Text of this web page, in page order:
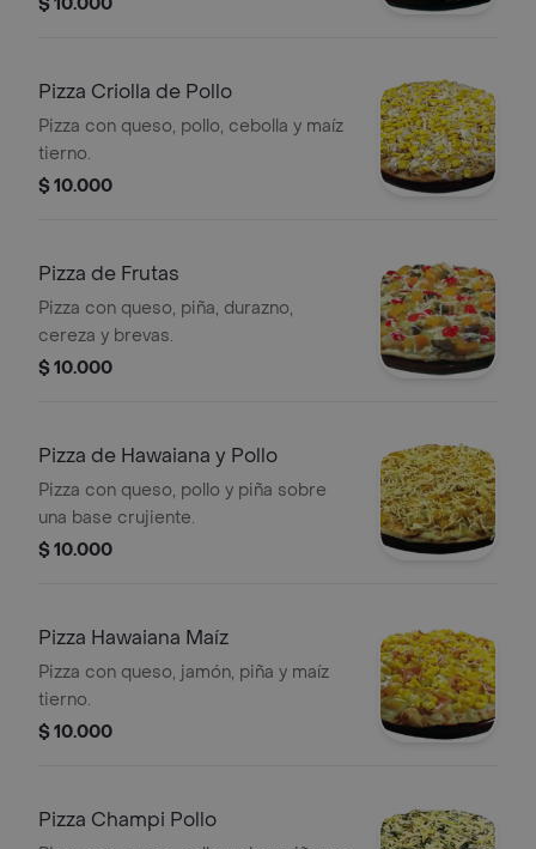
Pizza Criolla de Pollo
Pizza con queso, pollo, cebolla y maíz
tierno.
$ 10.000
Pizza de Frutas
Pizza con queso, piña, durazno,
cereza y brevas.
$ 10.000
Pizza de Hawaiana y Pollo
Pizza con queso, pollo y piña sobre
una base crujiente.
$ 10.000
Pizza Hawaiana Maíz
Pizza con queso, jamón, piña y maíz
tierno.
$ 10.000
Pizza Champi Pollo